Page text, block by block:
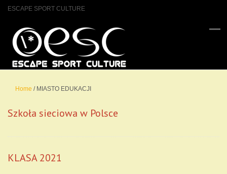
ESCAPE SPORT CULTURE
Home / MIASTO EDUKACJI
Szkoła sieciowa w Polsce
KLASA 2021